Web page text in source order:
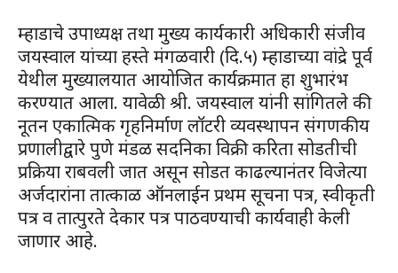
म्हाडाचे उपाध्यक्ष तथा मुख्य कार्यकारी अधिकारी संजीव
जयस्वाल यांच्या हस्ते मंगळवारी (दि.५) म्हाडाच्या वांद्रे पूर्व
येथील मुख्यालयात आयोजित कार्यक्रमात हा शुभारंभ
करण्यात आला. यावेळी श्री. जयस्वाल यांनी सांगितले की
नूतन एकात्मिक गृहनिर्माण लॉटरी व्यवस्थापन संगणकीय
प्रणालीद्वारे पुणे मंडळ सदनिका विक्री करिता सोडतीची
प्रक्रिया राबवली जात असून सोडत काढल्यानंतर विजेत्या
अर्जदारांना तात्काळ ऑनलाईन प्रथम सूचना पत्र, स्वीकृती
पत्र व तात्पुरते देकार पत्र पाठवण्याची कार्यवाही केली
जाणार आहे.